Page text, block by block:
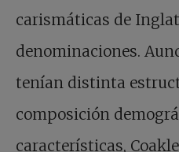
carismáticas de
denominaciones.
tenían distinta
composición
características,